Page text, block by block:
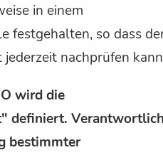
in einem
festgehalten, so dass
nachprüfen
wird die
definiert.
bestimmter